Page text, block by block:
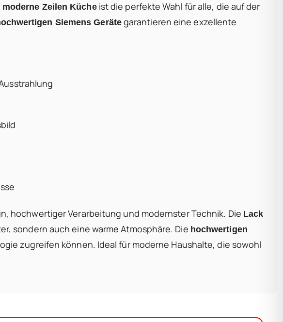
moderne Zeilen Kücheist die perfekte Wahl für alle, die auf der
Siemens Gerätegarantieren eine exzellente
hochwertiger Verarbeitung und modernster Technik. Die Lack
sondern auch eine warme Atmosphäre. Die hochwertigen
zugreifen können. Ideal für moderne Haushalte, die sowohl